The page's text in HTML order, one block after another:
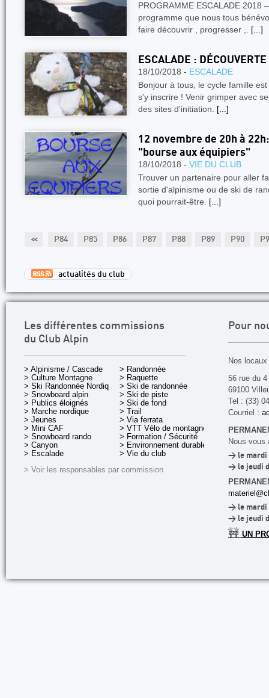
PROGRAMME ESCALADE
programme que nous tous
faire découvrir , progresser ,. [...]
ESCALADE :
18/10/2018 - ESCALADE
Bonjour à tous, le cycle famille
s'y inscrire ! Venir grimper avec
des sites d'initiation. [...]
12 novembre de 20h à
"bourse aux équipiers"
18/10/2018 - VIE DU CLUB
Trouver un partenaire pour aller
sortie d'alpinisme ou de ski de
quoi pourrait-être. [...]
<<
P83 P84 P85 P86 P87 P88 P89 P90
actualités du club
Les différentes commissions
du Club Alpin
> Alpinisme / Cascade
> Culture Montagne
> Ski Randonnée Nordique
> Snowboard alpin
> Publics éloignés
> Marche nordique
> Jeunes
> Mini CAF
> Snowboard rando
> Canyon
> Escalade
> Randonnée
> Raquette
> Ski de randonnée
> Ski de piste
> Ski de fond
> Trail
> Via ferrata
> VTT Vélo de montagne
> Formation / Sécurité
> Environnement durable
> Vie du club
> Voir les responsables par commission
Pour
Nos
56 rue du
69100
Tel : (33)
Courriel :
Nous vous
> le mardi
> le jeudi
> le mardi
> le jeudi
🚧 UN